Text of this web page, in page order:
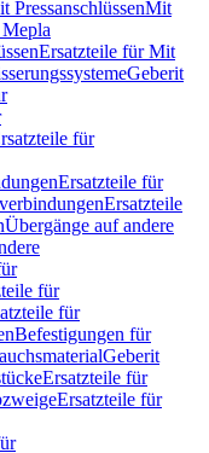
Mit
Ersatzteile für Mit
Geberit
für
Ersatzteile für
Ersatzteile
Übergänge auf andere
für
für
Befestigungen für
Geberit
Ersatzteile für
Ersatzteile für